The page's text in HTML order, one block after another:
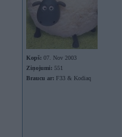
Kopš: 07. Nov 2003
Ziņojumi: 551
Braucu ar: F33 & Kodiaq